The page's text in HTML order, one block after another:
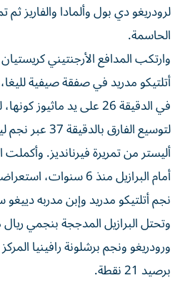
لرودريغو دي بول وألمادا والفاريز ثم
الحاسمة.
وارتكب المدافع الأرجنتيني
أتلتيكو مدريد في صفقة صيفية
في الدقيقة 26 على يد
لتوسيع الفارق
أليستر من تمريرة فيرنانديز.
أمام البرازيل منذ 6
نجم أتلتيكو مدريد وإبن مدربه دييغو
وتحتل البرازيل المدججة بنجمي
ورودريغو ونجم برشلونة رافينيا
برصيد 21 نقطة.